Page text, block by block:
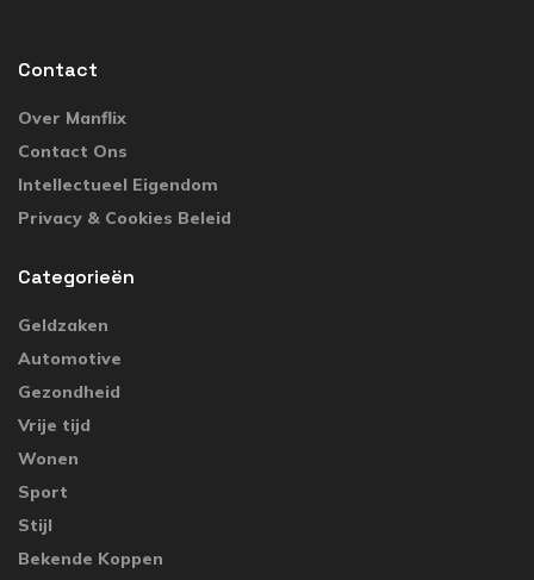
Contact
Over Manflix
Contact Ons
Intellectueel Eigendom
Privacy & Cookies Beleid
Categorieën
Geldzaken
Automotive
Gezondheid
Vrije tijd
Wonen
Sport
Stijl
Bekende Koppen